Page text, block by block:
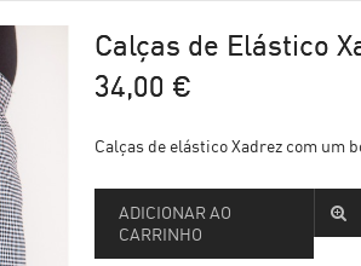
Calças de Elástico
34,00 €
Calças de elástico Xadrez com um
ADICIONAR AO
CARRINHO